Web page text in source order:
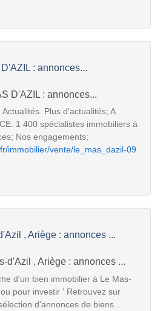
: annonces...
Plus d'actualités; A
1 400 spécialistes immobiliers à
Nos engagements;
immobilier/vente/le_mas_dazil-09
, Ariège : annonces ...
d'un bien immobilier à Le Mas-
pour investir ' Retrouvez sur
d'annonces de biens ...